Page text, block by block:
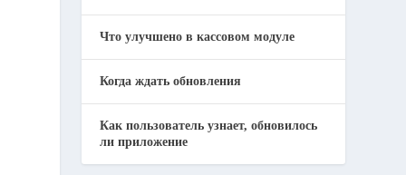
Что улучшено в кассовом модуле
Когда ждать обновления
Как пользователь узнает, обновилось
ли приложение